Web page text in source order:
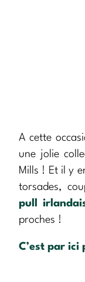
A cette
une jolie
Mills ! Et il y
torsades,
pull
proches !
C’est par ici